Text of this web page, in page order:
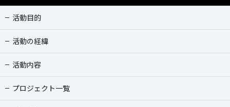
活動目的
活動の経緯
活動内容
プロジェクト一覧